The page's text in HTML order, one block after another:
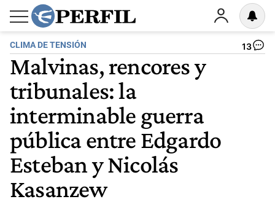
CLIMA DE TENSIÓN 13
Malvinas, rencores y
tribunales: la
interminable guerra
pública entre Edgardo
Esteban y Nicolás
Kasanzew